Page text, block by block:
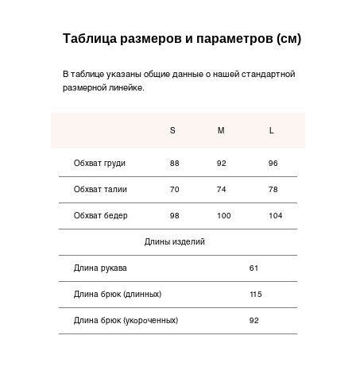
Таблица размеров и параметров (см)
В таблице указаны общие данные о нашей стандартной
размерной линейке.
Длина брюк (укороченных) 92
Длина брюк (длинных) 115
Длина рукава 61
Длины изделий
98 100 104
Обхват бедер
70 74 78
Обхват талии
88 96
92
Обхват груди
S M L
Покупателям
Northern
О бренде
Для дома